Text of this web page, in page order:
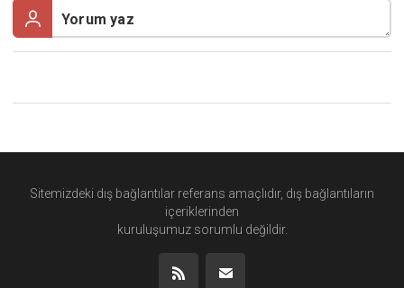
Sitemizdeki dış bağlantılar referans amaçlıdır, dış bağlantıların
içeriklerinden
kuruluşumuz sorumlu değildir.